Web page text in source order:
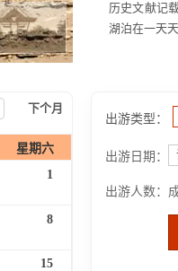
历史文献记
湖泊在一天
下个月
星期六
1
8
15
出游类型：
出游日期：
出游人数：